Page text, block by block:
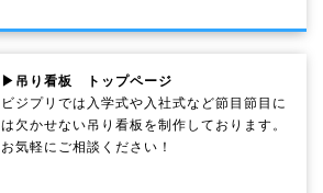
▶吊り看板 トップページ
ビジプリでは入学式や入社式など節目節目に
は欠かせない吊り看板を制作しております。
お気軽にご相談ください！